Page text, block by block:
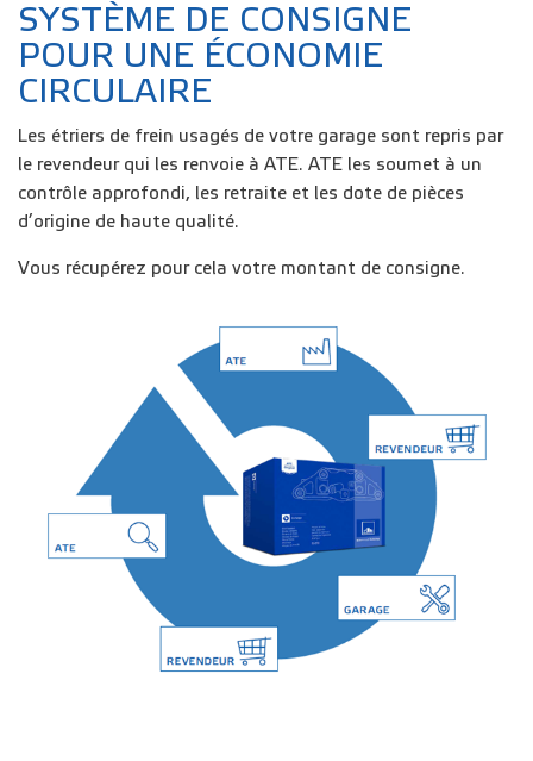
SYSTÈME DE CONSIGNE
POUR UNE ÉCONOMIE
CIRCULAIRE
Les étriers de frein usagés de votre garage sont repris par
le revendeur qui les renvoie à ATE. ATE les soumet à un
contrôle approfondi, les retraite et les dote de pièces
d’origine de haute qualité.
Vous récupérez pour cela votre montant de consigne.